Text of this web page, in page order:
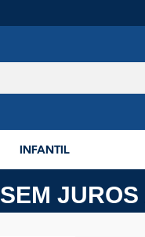
INFANTIL
SEM JUROS